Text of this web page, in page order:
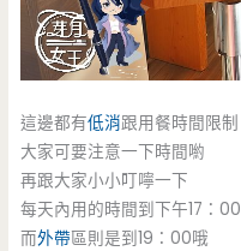
這邊都有低消跟用餐時間限制
大家可要注意一下時間喲
再跟大家小小叮嚀一下
每天內用的時間到下午17：00
而外帶區則是到19：00哦